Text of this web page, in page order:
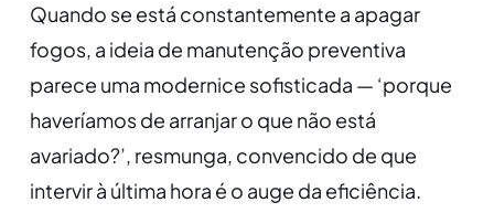
Quando se está constantemente a apagar
fogos, a ideia de manutenção preventiva
parece uma modernice sofisticada — ‘porque
haveríamos de arranjar o que não está
avariado?’, resmunga, convencido de que
intervir à última hora é o auge da eficiência.